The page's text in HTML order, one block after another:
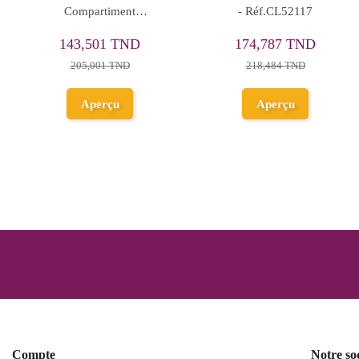
190,400 TND
Ajouter au
panier
Happy
Ajouter au
panier
Compte Notre